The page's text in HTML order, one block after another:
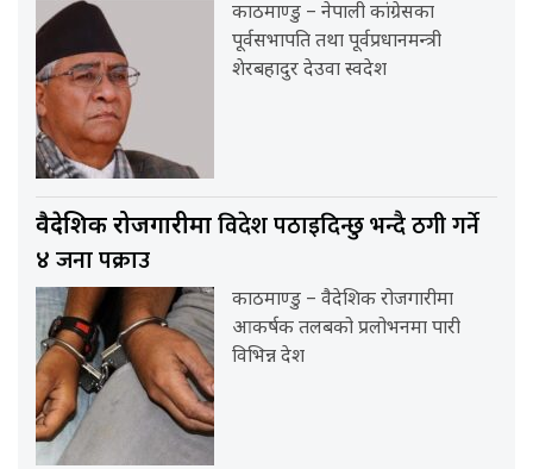
काठमाण्डु – नेपाली कांग्रेसका
पूर्वसभापति तथा पूर्वप्रधानमन्त्री
शेरबहादुर देउवा स्वदेश
वैदेशिक रोजगारीमाविदेश पठाइदिन्छु भन्दै ठगी गर्ने
४ जना पक्राउ
काठमाण्डु – वैदेशिक रोजगारीमा
आकर्षक तलबको प्रलोभनमा पारी
विभिन्न देश